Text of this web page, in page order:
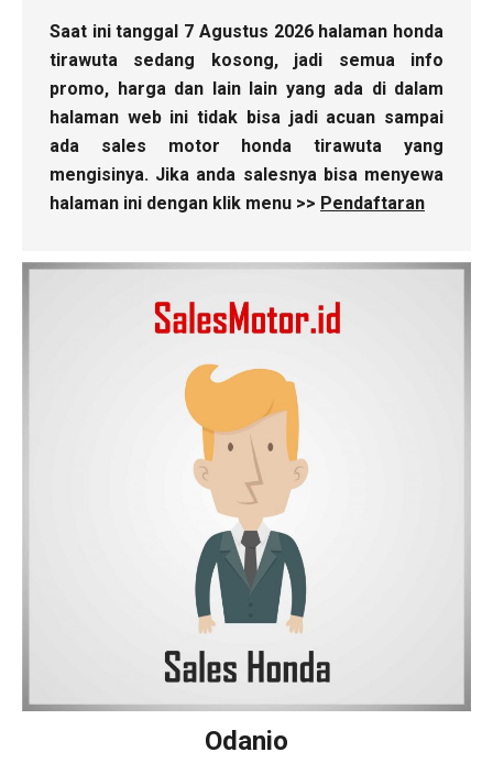
Saat ini tanggal 7 Agustus 2026 halaman honda
tirawuta sedang kosong, jadi semua info
promo, harga dan lain lain yang ada di dalam
halaman web ini tidak bisa jadi acuan sampai
ada sales motor honda tirawuta yang
mengisinya. Jika anda salesnya bisa menyewa
halaman ini dengan klik menu >> Pendaftaran
Odanio